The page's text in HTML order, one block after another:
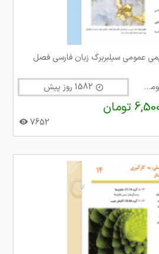
عمومی سیلبربرگ زبان فارسی فصل
پاورپوینت کتاب شیمی عمومی سیلبربرگ
تومان
7652